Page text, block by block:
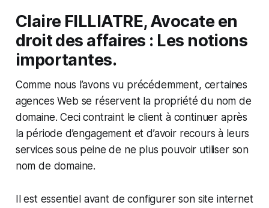
Claire FILLIATRE, Avocate en
droit des affaires : Les notions
importantes.
Comme nous l’avons vu précédemment, certaines
agences Web se réservent la propriété du nom de
domaine. Ceci contraint le client à continuer après
la période d’engagement et d’avoir recours à leurs
services sous peine de ne plus pouvoir utiliser son
nom de domaine.
Il est essentiel avant de configurer son site internet